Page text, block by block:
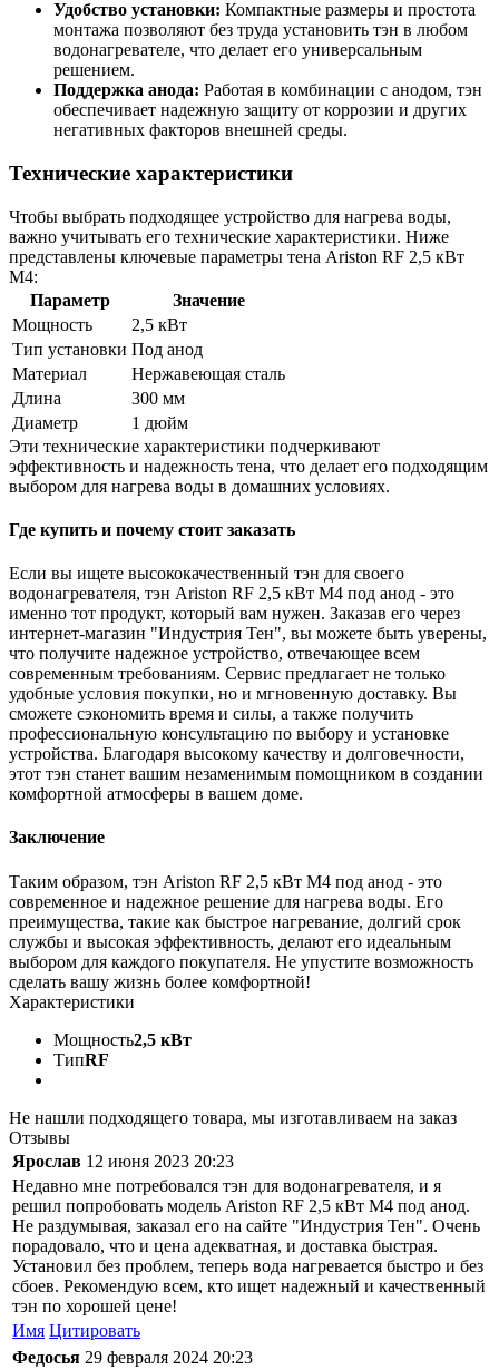
Удобство установки: Компактные размеры и простота
монтажа позволяют без труда установить тэн в любом
водонагревателе, что делает его универсальным
решением.
Поддержка анода: Работая в комбинации с анодом, тэн
обеспечивает надежную защиту от коррозии и других
негативных факторов внешней среды.
Технические характеристики
Чтобы выбрать подходящее устройство для нагрева воды,
важно учитывать его технические характеристики. Ниже
представлены ключевые параметры тена Ariston RF 2,5 кВт
M4:
Параметр
Значение
Мощность
2,5 кВт
Тип установки Под анод
Материал
Нержавеющая сталь
Длина
300 мм
Диаметр
1 дюйм
Эти технические характеристики подчеркивают
эффективность и надежность тена, что делает его подходящим
выбором для нагрева воды в домашних условиях.
Где купить и почему стоит заказать
Если вы ищете высококачественный тэн для своего
водонагревателя, тэн Ariston RF 2,5 кВт M4 под анод - это
именно тот продукт, который вам нужен. Заказав его через
интернет-магазин "Индустрия Тен", вы можете быть уверены,
что получите надежное устройство, отвечающее всем
современным требованиям. Сервис предлагает не только
удобные условия покупки, но и мгновенную доставку. Вы
сможете сэкономить время и силы, а также получить
профессиональную консультацию по выбору и установке
устройства. Благодаря высокому качеству и долговечности,
этот тэн станет вашим незаменимым помощником в создании
комфортной атмосферы в вашем доме.
Заключение
Таким образом, тэн Ariston RF 2,5 кВт M4 под анод - это
современное и надежное решение для нагрева воды. Его
преимущества, такие как быстрое нагревание, долгий срок
службы и высокая эффективность, делают его идеальным
выбором для каждого покупателя. Не упустите возможность
сделать вашу жизнь более комфортной!
Характеристики
Мощность2,5 кВт
ТипRF
Не нашли подходящего товара, мы изготавливаем на заказ
Отзывы
Ярослав 12 июня 2023 20:23
Недавно мне потребовался тэн для водонагревателя, и я
решил попробовать модель Ariston RF 2,5 кВт M4 под анод.
Не раздумывая, заказал его на сайте "Индустрия Тен". Очень
порадовало, что и цена адекватная, и доставка быстрая.
Установил без проблем, теперь вода нагревается быстро и без
сбоев. Рекомендую всем, кто ищет надежный и качественный
тэн по хорошей цене!
Имя Цитировать
Федосья 29 февраля 2024 20:23